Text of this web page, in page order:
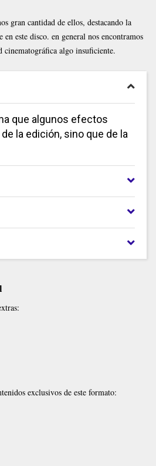
gran cantidad de ellos, destacando la
este disco. en general nos encontramos
cinematográfica algo insuficiente.
que algunos efectos
la edición, sino que de la
exclusivos de este formato: